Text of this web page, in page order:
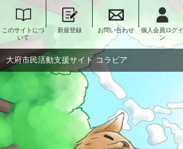
このサイトにつ
いて
新規登録 お問い合わせ
個人会員ログイ
ン
大府市民活動支援サイト コラビア